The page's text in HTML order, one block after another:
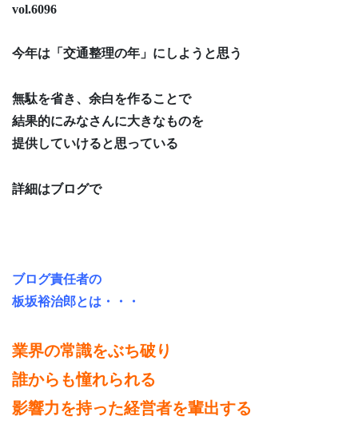
vol.6096
今年は「交通整理の年」にしようと思う
無駄を省き、余白を作ることで
結果的にみなさんに大きなものを
提供していけると思っている
詳細はブログで
ブログ責任者の
板坂裕治郎とは・・・
業界の常識をぶち破り
誰からも憧れられる
影響力を持った経営者を輩出する